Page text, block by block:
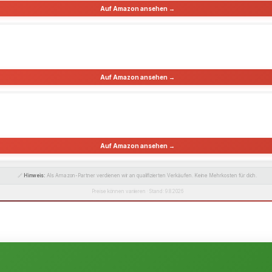
Auf Amazon ansehen →
Auf Amazon ansehen →
Auf Amazon ansehen →
🔗 Hinweis: Als Amazon-Partner verdienen wir an qualifizierten Verkäufen. Keine Mehrkosten für dich.
Preise können variieren · Stand: 9.8.2026